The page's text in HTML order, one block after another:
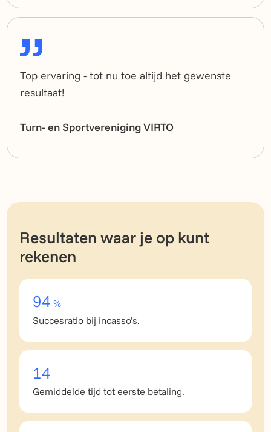
Top ervaring - tot nu toe altijd het gewenste
resultaat!
Turn- en Sportvereniging VIRTO
Resultaten waar je op kunt
rekenen
94 %
Succesratio bij incasso’s.
14
Gemiddelde tijd tot eerste betaling.